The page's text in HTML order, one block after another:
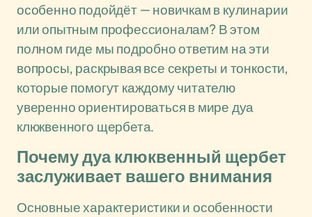
особенно подойдёт — новичкам в кулинарии
или опытным профессионалам? В этом
полном гиде мы подробно ответим на эти
вопросы, раскрывая все секреты и тонкости,
которые помогут каждому читателю
уверенно ориентироваться в мире дуа
клюквенного щербета.
Почему дуа клюквенный щербет
заслуживает вашего внимания
Основные характеристики и особенности